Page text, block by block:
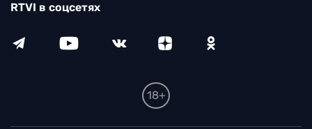
RTVI в соцсетях
18+